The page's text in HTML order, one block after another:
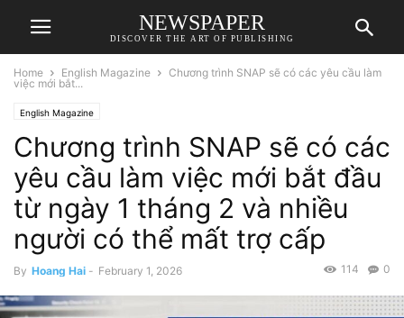
NEWSPAPER
DISCOVER THE ART OF PUBLISHING
Home English Magazine
Chương trình SNAP sẽ có các yêu cầu làm
việc mới bắt...
English Magazine
Chương trình SNAP sẽ có các
yêu cầu làm việc mới bắt đầu
từ ngày 1 tháng 2 và nhiều
người có thể mất trợ cấp
By Hoang Hai - February 1, 2026 0
114